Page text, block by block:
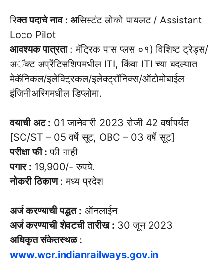
रिक्त पदाचे नाव : असिस्टंट लोको पायलट / Assistant
Loco Pilot
आवश्यक पात्रता : मॅट्रिक पास प्लस ०१) विशिष्ट ट्रेड्स/
अॅक्ट अप्रेंटिसशिपमधील ITI, किंवा ITI च्या बदल्यात
मेकॅनिकल/इलेक्ट्रिकल/इलेक्ट्रॉनिक्स/ऑटोमोबाईल
इंजिनीअरिंगमधील डिप्लोमा.
वयाची अट : 01 जानेवारी 2023 रोजी 42 वर्षापर्यंत
[SC/ST – 05 वर्षे सूट, OBC – 03 वर्षे सूट]
परीक्षा फी :फी नाही
पगार : 19,900/- रुपये.
नोकरी ठिकाण: मध्य प्रदेश
अर्ज करण्याची पद्धत : ऑनलाईन
अर्ज करण्याची शेवटची तारीख : 30 जून 2023
अधिकृत संकेतस्थळ :
www.wcr.indianrailways.gov.in